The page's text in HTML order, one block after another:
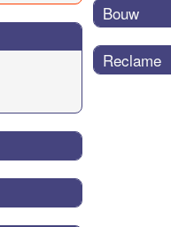
Bouw
Reclame